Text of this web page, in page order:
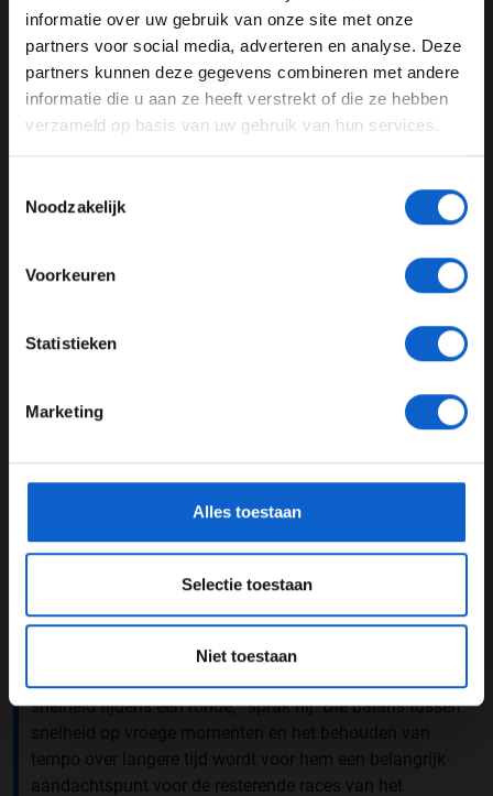
informatie over uw gebruik van onze site met onze
partners voor social media, adverteren en analyse. Deze
partners kunnen deze gegevens combineren met andere
informatie die u aan ze heeft verstrekt of die ze hebben
verzameld op basis van uw gebruik van hun services.
Noodzakelijk
Voorkeuren
Statistieken
Marketing
Alles toestaan
Selectie toestaan
Niet toestaan
Dit bericht op Instagram bekijken
Snelheid hoopgevend
Wat wel hoopvol was, volgens Tsunoda, waren de
longrunsen de consistentie op langere afstanden. Hij
gaf aan dat de auto zich in dat opzicht verbeterd had,
zwakke punt is geworden. “Ik moet de reden vinden
waarom ik zo slecht was. Delongruns
snelheid tijdens één ronde,’” sprak hij. Die balans tussen
snelheid op vroege momenten en het behouden van
tempo over langere tijd wordt voor hem een belangrijk
aandachtspunt voor de resterende races van het
Ben je 24 jaar of ouder?
Pas je advertentie instellingen aan en klik hieronder om
door te gaan naar de website!
Advertentie instellingen
Toon alle kansspelenadvertenties (24+)
gegevensgebruik en -bescherming.